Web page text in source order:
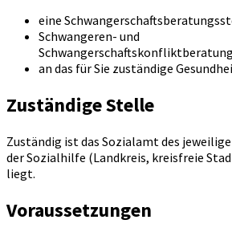
eine
Schwangeren- und
an das für Sie zuständige
Zuständige Stelle
Zuständig ist das Sozialamt des
der Sozialhilfe (Landkreis, kreisfreie
liegt.
Voraussetzungen